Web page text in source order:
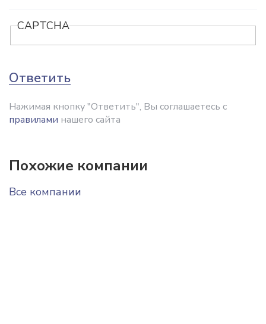
CAPTCHA
Ответить
Нажимая кнопку "Ответить", Вы соглашаетесь с
правилами нашего сайта
Похожие компании
Все компании